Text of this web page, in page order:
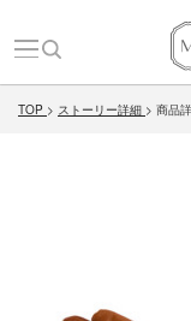
TOP ストーリー詳細 商品